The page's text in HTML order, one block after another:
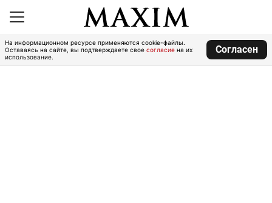
На информационном ресурсе применяются cookie-файлы.
Оставаясь на сайте, вы подтверждаете свое согласие на их
использование.
Согласен